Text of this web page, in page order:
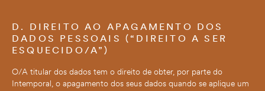
D. DIREITO AO APAGAMENTO DOS
DADOS PESSOAIS (“DIREITO A SER
ESQUECIDO/A”)
O/A titular dos dados tem o direito de obter, por parte do
Intemporal, o apagamento dos seus dados quando se aplique um